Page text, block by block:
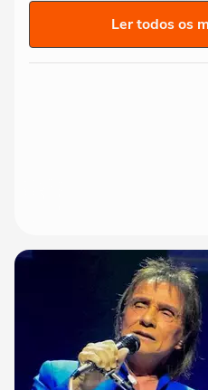
Ler todos os